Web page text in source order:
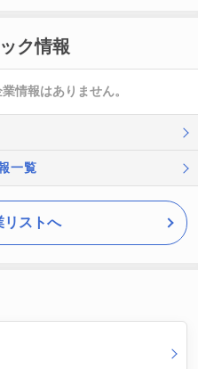
ク情報
情報はありません。
一覧
リストへ